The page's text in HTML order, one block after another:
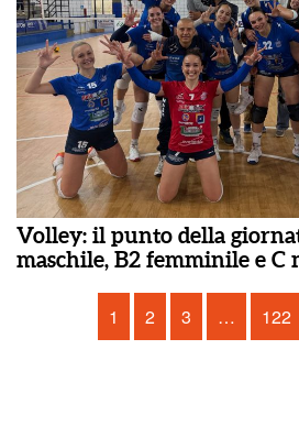
Volley: il punto della
maschile, B2 femminile e C
1 2 3 … 122